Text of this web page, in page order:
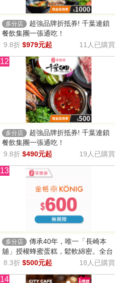
多分店
超強品牌折抵券! 千葉連鎖
餐飲集團一張通吃！
9.8折 $979元起 11人已購買
12
多分店
超強品牌折抵券! 千葉連鎖
餐飲集團一張通吃！
9.8折 $490元起 19人已購買
13
多分店
傳承40年，唯一「長崎本
舖」授權蜂蜜蛋糕，鬆軟綿密。全台
13家門市適用，自選商品，幸福烘焙
8.3折 $500元起 18人已購買
14